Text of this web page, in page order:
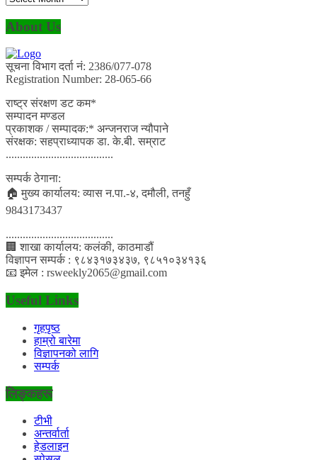
About Us
सूचना विभाग दर्ता नं: 2386/077-078
Registration Number: 28-065-66
राष्ट्र संरक्षण डट कम*
सम्पादन मण्डल
प्रकाशक / सम्पादक:* अन्जनराज न्यौपाने
संरक्षक: सहप्राध्यापक डा. के.बी. सम्राट
......................................
सम्पर्क ठेगाना:
🏠 मुख्य कार्यालय: व्यास न.पा.-४, दमौली, तनहुँ
9843173437
......................................
🏢 शाखा कार्यालय: कलंकी, काठमाडौं
विज्ञापन सम्पर्क : ९८४३१७३४३७, ९८५१०३४१३६
📧 इमेल : rsweekly2065@gmail.com
Useful Links
गृहपृष्ठ
हाम्रो बारेमा
विज्ञापनको लागि
सम्पर्क
लिङ्कहरू
टीभी
अन्तर्वार्ता
हेडलाइन